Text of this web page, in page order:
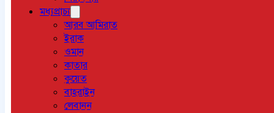
মধ্যপ্রাচ্য
আরব আমিরাত
ইরাক
ওমান
কাতার
কুয়েত
বাহরাইন
লেবানন